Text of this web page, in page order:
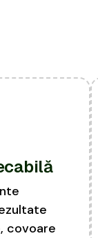
covoare